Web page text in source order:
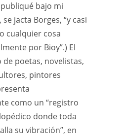
bajo mi
jacta Borges, “y casi
cualquier cosa
por Bioy”.) El
poetas, novelistas,
pintores
como un “registro
donde toda
su vibración”, en